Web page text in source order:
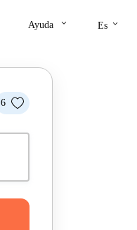
Ayuda keyboard_arrow_down Es keyboard_arrow_down
6